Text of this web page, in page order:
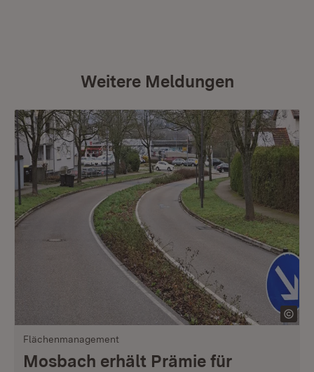
Weitere Meldungen
Flächenmanagement
Mosbach erhält Prämie für